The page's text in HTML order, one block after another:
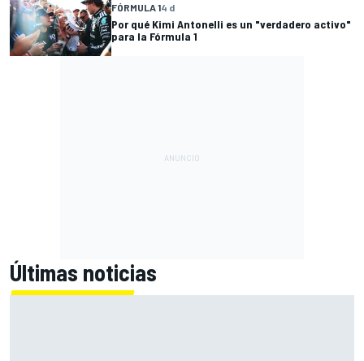
FÓRMULA 14 d
Por qué Kimi Antonelli es un "verdadero activo"
para la Fórmula 1
Últimas noticias